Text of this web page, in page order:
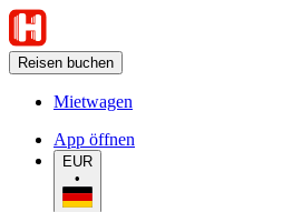
Reisen buchen
Mietwagen
App öffnen
EUR
•